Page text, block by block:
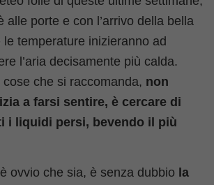
alle porte e con l’arrivo della bella
temperature inizieranno ad
l’aria decisamente più calda.
che si raccomanda, non
a farsi sentire, è cercare di
i liquidi persi, bevendo il più
ovvio che sia, è senza dubbio la